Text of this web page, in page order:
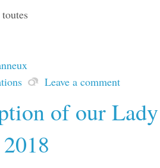
Leave a comment
of our Lady